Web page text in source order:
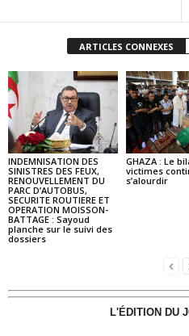
ARTICLES CONNEXES
INDEMNISATION DES
SINISTRES DES FEUX,
RENOUVELLEMENT DU
PARC D’AUTOBUS,
SECURITE ROUTIERE ET
OPERATION MOISSON-
BATTAGE : Sayoud
planche sur le suivi des
dossiers
GHAZA : Le
victimes
s’alourdir
L'ÉDITION DU